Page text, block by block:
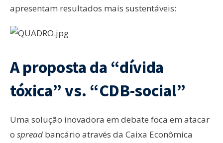
apresentam resultados mais sustentáveis:
A proposta da “dívida
tóxica” vs. “CDB-social”
Uma solução inovadora em debate foca em atacar
o spread bancário através da Caixa Econômica